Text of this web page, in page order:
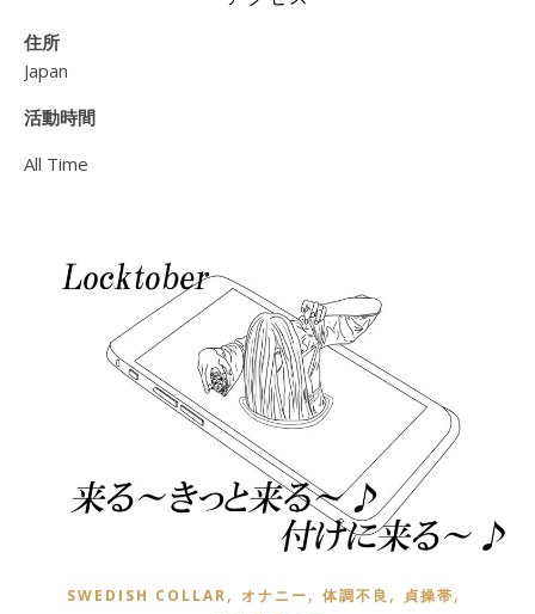
住所
Japan
活動時間
All Time
SWEDISH COLLAR, オナニー, 体調不良 , 貞操帯,